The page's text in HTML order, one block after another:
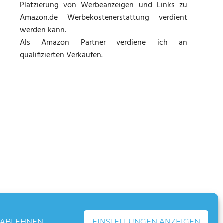
ABLEHNEN EINSTELLUNGEN ANZEIGEN
Platzierung von Werbeanzeigen und Links zu
Amazon.de Werbekostenerstattung verdient
werden kann.
Als Amazon Partner verdiene ich an
qualifizierten Verkäufen.